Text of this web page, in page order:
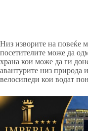
Низ изворите на повеќе
посетителите може да
храна кои може да ги
авантурите низ природа
велосипеди кои водат